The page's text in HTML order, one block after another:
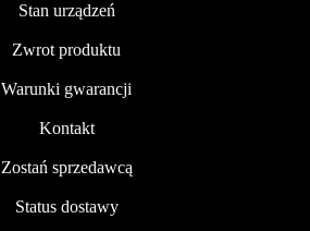
Stan urządzeń
Zwrot produktu
Warunki gwarancji
Kontakt
Zostań sprzedawcą
Status dostawy